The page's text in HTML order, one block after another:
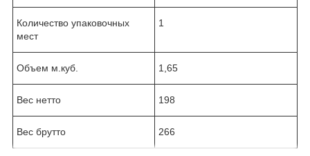
Количество упаковочных
мест
1
Объем м.куб. 1,65
Вес нетто 198
Вес брутто 266